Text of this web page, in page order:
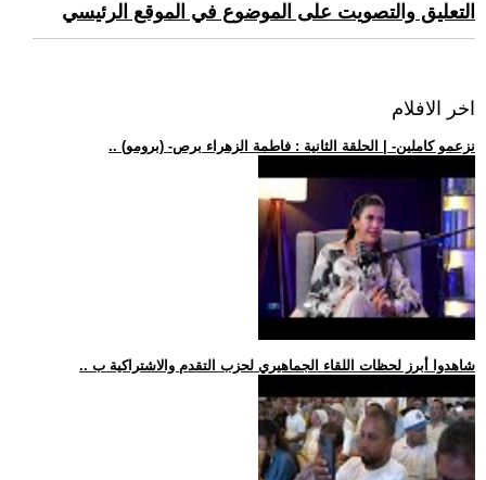
التعليق والتصويت على الموضوع في الموقع الرئيسي
اخر الافلام
.. (برومو) -نزعمو كاملين- | الحلقة الثانية : فاطمة الزهراء برص
.. شاهدوا أبرز لحظات اللقاء الجماهيري لحزب التقدم والاشتراكية ب